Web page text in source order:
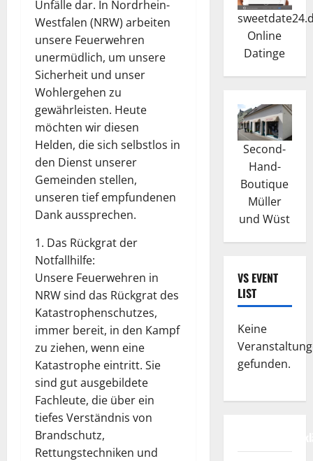
Unfälle dar. In Nordrhein-
Westfalen (NRW) arbeiten
unsere Feuerwehren
unermüdlich, um unsere
Sicherheit und unser
Wohlergehen zu
gewährleisten. Heute
möchten wir diesen
Helden, die sich selbstlos in
den Dienst unserer
Gemeinden stellen,
unseren tief empfundenen
Dank aussprechen.
1. Das Rückgrat der
Notfallhilfe:
Unsere Feuerwehren in
NRW sind das Rückgrat des
Katastrophenschutzes,
immer bereit, in den Kampf
zu ziehen, wenn eine
Katastrophe eintritt. Sie
sind gut ausgebildete
Fachleute, die über ein
tiefes Verständnis von
Brandschutz,
Rettungstechniken und
Online
Datinge
Second-
Hand-
Boutique
Müller
und Wüst
VS EVENT
LIST
Keine
gefunden.